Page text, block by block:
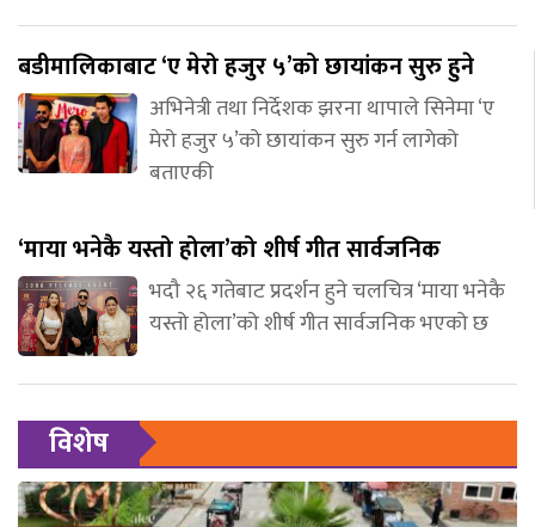
बडीमालिकाबाट ‘ए मेरो हजुर ५’को छायांकन सुरु हुने
अभिनेत्री तथा निर्देशक झरना थापाले सिनेमा ‘ए
मेरो हजुर ५’को छायांकन सुरु गर्न लागेको
बताएकी
‘माया भनेकै यस्तो होला’को शीर्ष गीत सार्वजनिक
भदौ २६ गतेबाट प्रदर्शन हुने चलचित्र ‘माया भनेकै
यस्तो होला’को शीर्ष गीत सार्वजनिक भएको छ
विशेष